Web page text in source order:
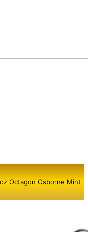
Octagon Osborne Mint